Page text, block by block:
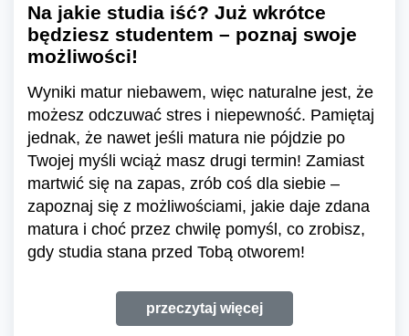
Na jakie studia iść? Już wkrótce
będziesz studentem – poznaj swoje
możliwości!
Wyniki matur niebawem, więc naturalne jest, że
możesz odczuwać stres i niepewność. Pamiętaj
jednak, że nawet jeśli matura nie pójdzie po
Twojej myśli wciąż masz drugi termin! Zamiast
martwić się na zapas, zrób coś dla siebie –
zapoznaj się z możliwościami, jakie daje zdana
matura i choć przez chwilę pomyśl, co zrobisz,
gdy studia stana przed Tobą otworem!
przeczytaj więcej